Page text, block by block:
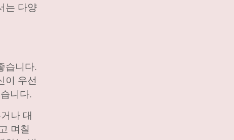
는 다양
습니다.
이 우선
니다.
나 대
며칠